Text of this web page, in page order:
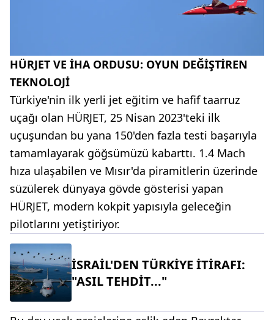
HÜRJET VE İHA ORDUSU: OYUN DEĞİŞTİREN
TEKNOLOJİ
Türkiye'nin ilk yerli jet eğitim ve hafif taarruz
uçağı olan HÜRJET, 25 Nisan 2023'teki ilk
uçuşundan bu yana 150'den fazla testi başarıyla
tamamlayarak göğsümüzü kabarttı. 1.4 Mach
hıza ulaşabilen ve Mısır'da piramitlerin üzerinde
süzülerek dünyaya gövde gösterisi yapan
HÜRJET, modern kokpit yapısıyla geleceğin
pilotlarını yetiştiriyor.
İSRAİL'DEN TÜRKİYE İTİRAFI:
"ASIL TEHDİT..."